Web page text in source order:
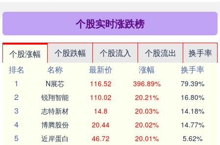
个股实时涨跌榜
个股涨幅 个股跌幅 个股流入 个股流出
换手率
排名
名称 最新价 涨幅
换手率
1
N展芯 116.52 396.89% 79.39%
2 锐翔智能 110.02 20.21% 16.80%
3 志特新材 14.8 20.03% 14.18%
4 博腾股份 20.44 20.02% 14.77%
5 近岸蛋白 46.72 20.01% 5.62%